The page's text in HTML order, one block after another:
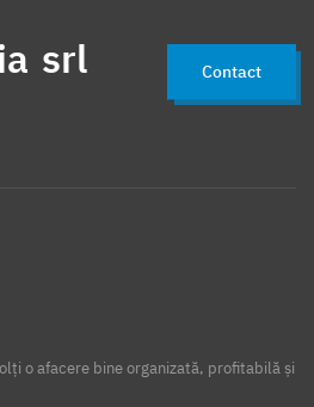
srl Contact
o afacere bine organizată, profitabilă și